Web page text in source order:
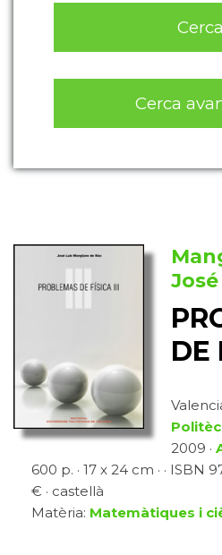
Cerca
Cerca
DE
2009 ·
600 p. · 17 x 24 cm · · ISBN
€ · castellà
Matèria: Matemàtiques i